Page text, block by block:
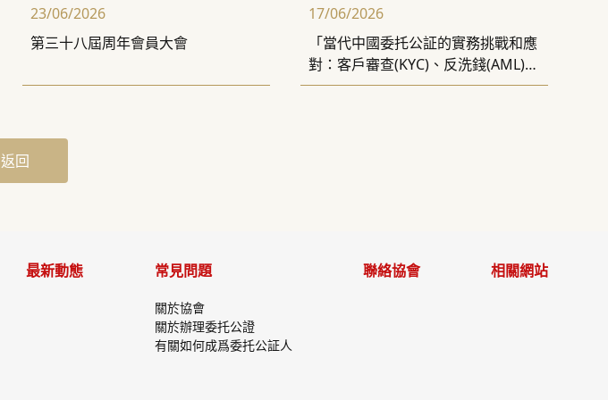
23/06/2026
第三十八屆周年會員大會
17/06/2026
「當代中國委托公証的實務挑戰和應
對：客戶審查(KYC)、反洗錢(AML)的
合規風險」講座
返回
最新動態 常見問題
關於協會
關於辦理委托公證
有關如何成爲委托公証人
聯絡協會 相關網站